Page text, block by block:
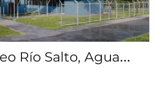
Río Salto, Agua